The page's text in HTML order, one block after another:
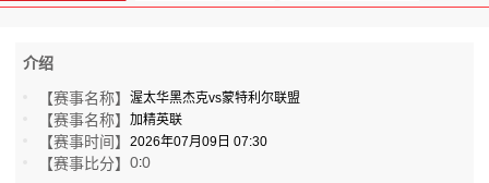
介绍
【赛事名称】渥太华黑杰克vs蒙特利尔联盟
【赛事名称】加精英联
【赛事时间】2026年07月09日 07:30
【赛事比分】0:0